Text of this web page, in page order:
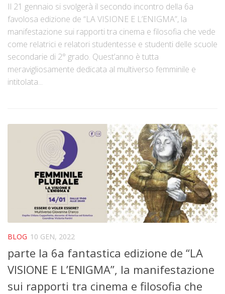
Il 21 gennaio si svolgerà il secondo incontro della 6a
favolosa edizione de “LA VISIONE E L’ENIGMA”, la
manifestazione sui rapporti tra cinema e filosofia che vede
come relatrici e relatori studentesse e studenti delle scuole
secondarie di 2° grado. Quest’anno è tutta
meravigliosamente dedicata al multiverso femminile e
intitolata...
BLOG 10 GEN, 2022
parte la 6a fantastica edizione de “LA
VISIONE E L’ENIGMA”, la manifestazione
sui rapporti tra cinema e filosofia che